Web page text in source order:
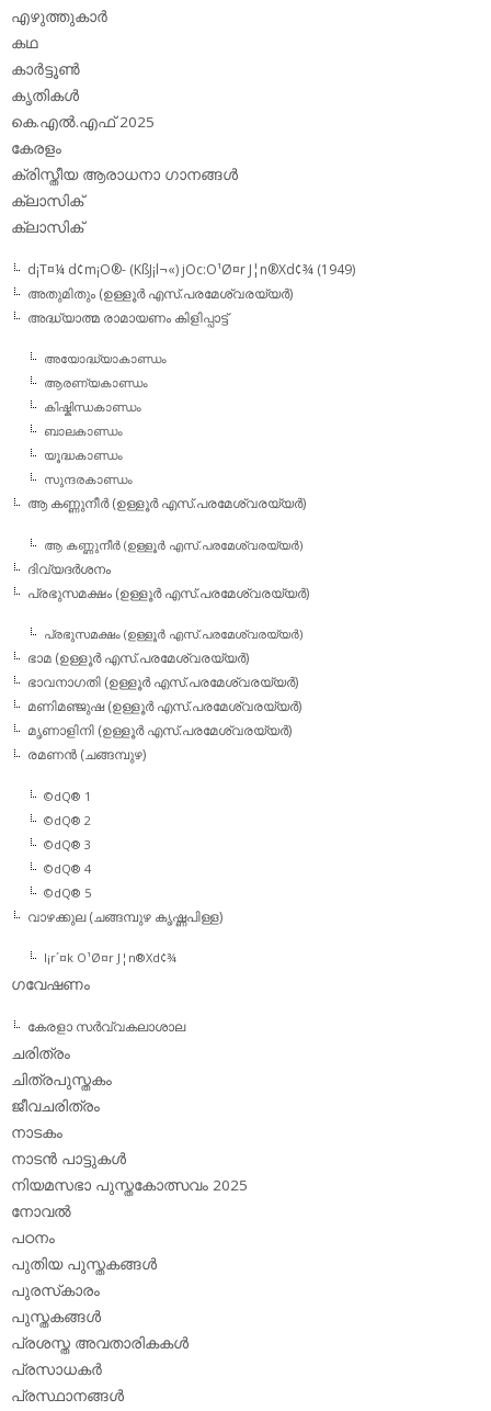
എഴുത്തുകാര്‍
കഥ
കാര്‍ട്ടൂണ്‍
കൃതികള്‍
കെ.എല്‍.എഫ് 2025
കേരളം
ക്രിസ്തീയ ആരാധനാ ഗാനങ്ങള്‍
ക്ലാസിക്‌
ക്ലാസിക്
d¡T¤¼ d¢m¡O®- (KßJ¡l¬«) jOc:O¹Ø¤r J¦n®Xd¢¾ (1949)
അതുമിതും (ഉള്ളൂര്‍ എസ്.പരമേശ്വരയ്യര്‍)
അദ്ധ്യാത്മ രാമായണം കിളിപ്പാട്ട്‌
അയോദ്ധ്യാകാണ്ഡം
ആരണ്യകാണ്ഡം
കിഷ്കിന്ധകാണ്ഡം
ബാലകാണ്ഡം
യൂദ്ധകാണ്ഡം
സുന്ദരകാണ്ഡം
ആ കണ്ണുനീര്‍ (ഉള്ളൂര്‍ എസ്.പരമേശ്വരയ്യര്‍)
ആ കണ്ണുനീര്‍ (ഉള്ളൂര്‍ എസ്.പരമേശ്വരയ്യര്‍)
ദിവ്യദര്‍ശനം
പ്രഭുസമക്ഷം (ഉള്ളൂര്‍ എസ്.പരമേശ്വരയ്യര്‍)
പ്രഭുസമക്ഷം (ഉള്ളൂര്‍ എസ്.പരമേശ്വരയ്യര്‍)
ഭാമ (ഉള്ളൂര്‍ എസ്.പരമേശ്വരയ്യര്‍)
ഭാവനാഗതി (ഉള്ളൂര്‍ എസ്.പരമേശ്വരയ്യര്‍)
മണിമഞ്ജുഷ (ഉള്ളൂര്‍ എസ്.പരമേശ്വരയ്യര്‍)
മൃണാളിനി (ഉള്ളൂര്‍ എസ്.പരമേശ്വരയ്യര്‍)
രമണന്‍ (ചങ്ങമ്പുഴ)
©dQ® 1
©dQ® 2
©dQ® 3
©dQ® 4
©dQ® 5
വാഴക്കുല (ചങ്ങമ്പുഴ കൃഷ്ണപിള്ള)
l¡r´¤k O¹Ø¤r J¦n®Xd¢¾
ഗവേഷണം
കേരളാ സര്‍വ്വകലാശാല
ചരിത്രം
ചിത്രപുസ്തകം
ജീവചരിത്രം
നാടകം
നാടന്‍ പാട്ടുകള്‍
നിയമസഭാ പുസ്തകോത്സവം 2025
നോവല്‍
പഠനം
പുതിയ പുസ്തകങ്ങള്‍
പുരസ്‌കാരം
പുസ്തകങ്ങള്‍
പ്രശസ്ത അവതാരികകള്‍
പ്രസാധകര്‍
പ്രസ്ഥാനങ്ങള്‍